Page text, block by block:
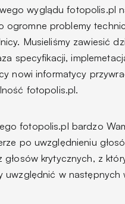
wyglądu fotopolis.pl
ogromne problemy
Musieliśmy zawiesić
specyfikacji,
nowi informatycy
fotopolis.pl.
fotopolis.pl bardzo
po uwzględnieniu
głosów krytycznych, z
uwzględnić w następnych